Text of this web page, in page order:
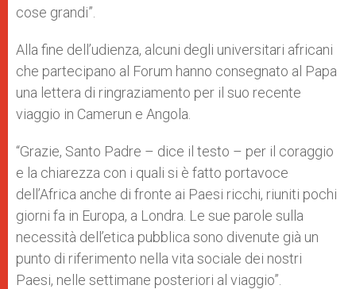
cose grandi”.
Alla fine dell’udienza, alcuni degli universitari africani
che partecipano al Forum hanno consegnato al Papa
una lettera di ringraziamento per il suo recente
viaggio in Camerun e Angola.
“Grazie, Santo Padre – dice il testo – per il coraggio
e la chiarezza con i quali si è fatto portavoce
dell’Africa anche di fronte ai Paesi ricchi, riuniti pochi
giorni fa in Europa, a Londra. Le sue parole sulla
necessità dell’etica pubblica sono divenute già un
punto di riferimento nella vita sociale dei nostri
Paesi, nelle settimane posteriori al viaggio”.